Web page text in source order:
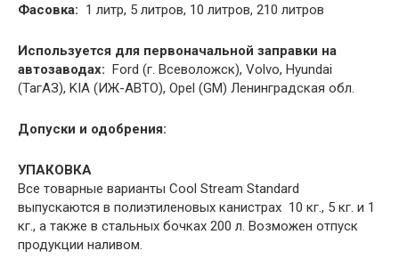
Фасовка: 1 литр, 5 литров, 10 литров, 210 литров
Используется для первоначальной заправки на
автозаводах: Ford (г. Всеволожск), Volvo, Hyundai
(ТагАЗ), KIA (ИЖ-АВТО), Opel (GM) Ленинградская обл.
Допуски и одобрения:
УПАКОВКА
Все товарные варианты Cool Stream Standard
выпускаются в полиэтиленовых канистрах 10 кг., 5 кг. и 1
кг., а также в стальных бочках 200 л. Возможен отпуск
продукции наливом.